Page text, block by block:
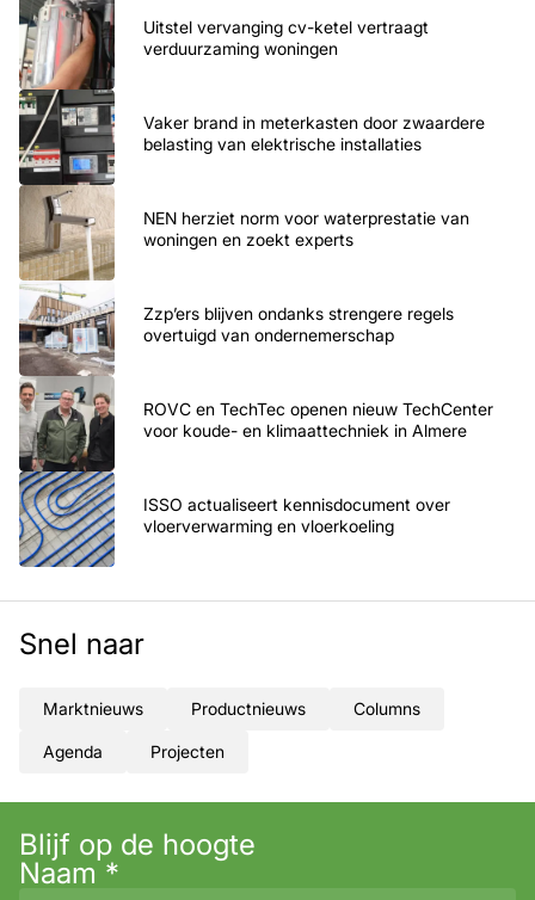
Uitstel vervanging cv-ketel vertraagt
verduurzaming woningen
Vaker brand in meterkasten door zwaardere
belasting van elektrische installaties
NEN herziet norm voor waterprestatie van
woningen en zoekt experts
Zzp’ers blijven ondanks strengere regels
overtuigd van ondernemerschap
ROVC en TechTec openen nieuw TechCenter
voor koude- en klimaattechniek in Almere
ISSO actualiseert kennisdocument over
vloerverwarming en vloerkoeling
Snel naar
Marktnieuws Productnieuws Columns
Agenda Projecten
Blijf op de hoogte
Naam *